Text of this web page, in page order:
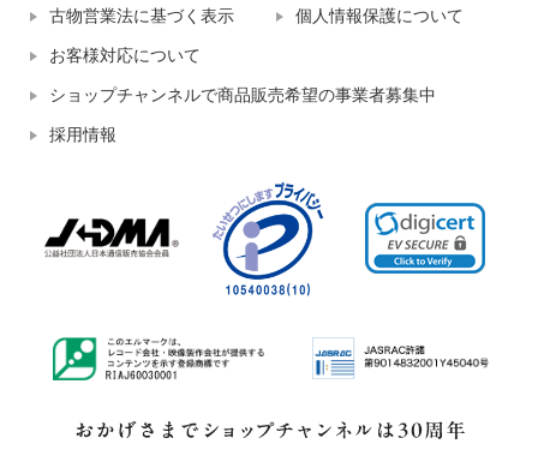
古物営業法に基づく表示 個人情報保護について
お客様対応について
ショップチャンネルで商品販売希望の事業者募集中
採用情報